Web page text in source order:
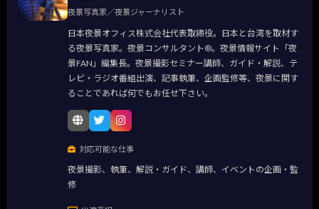
夜景写真家／夜景ジャーナリスト
日本夜景オフィス株式会社代表取締役。日本と台湾を取材す
る夜景写真家。夜景コンサルタント®。夜景情報サイト「夜
景FAN」編集長。夜景撮影セミナー講師、ガイド・解説、テ
レビ・ラジオ番組出演、記事執筆、企画監修等、夜景に関す
ることであれば何でもお任せ下さい。
対応可能な仕事
夜景撮影、執筆、解説・ガイド、講師、イベントの企画・監
修